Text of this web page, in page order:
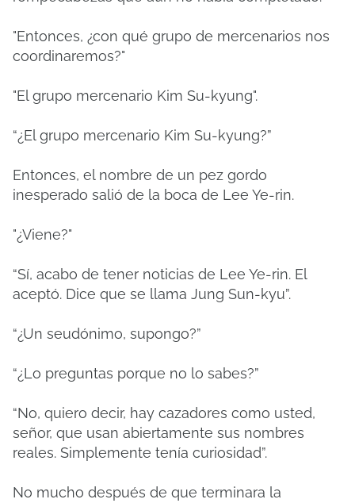
"Entonces, ¿con qué grupo de mercenarios nos
coordinaremos?"
"El grupo mercenario Kim Su-kyung".
“¿El grupo mercenario Kim Su-kyung?”
Entonces, el nombre de un pez gordo
inesperado salió de la boca de Lee Ye-rin.
"¿Viene?"
“Sí, acabo de tener noticias de Lee Ye-rin. El
aceptó. Dice que se llama Jung Sun-kyu”.
“¿Un seudónimo, supongo?”
“¿Lo preguntas porque no lo sabes?”
“No, quiero decir, hay cazadores como usted,
señor, que usan abiertamente sus nombres
reales. Simplemente tenía curiosidad”.
No mucho después de que terminara la